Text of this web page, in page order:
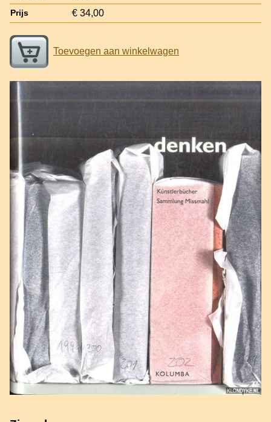
Prijs € 34,00
Toevoegen aan winkelwagen